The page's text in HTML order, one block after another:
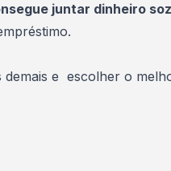
juntar dinheiro
demais e escolher o